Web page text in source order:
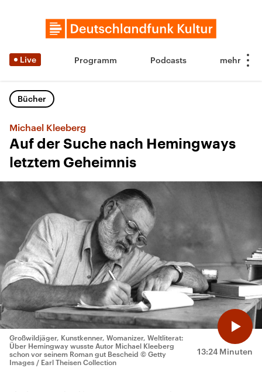
Live Programm Podcasts
Bücher
Michael Kleeberg
Auf der Suche nach Hemingways
letztem Geheimnis
13:24 Minuten
Großwildjäger, Kunstkenner, Womanizer, Weltliterat:
Über Hemingway wusste Autor Michael Kleeberg
schon vor seinem Roman gut Bescheid © Getty
Images / Earl Theisen Collection